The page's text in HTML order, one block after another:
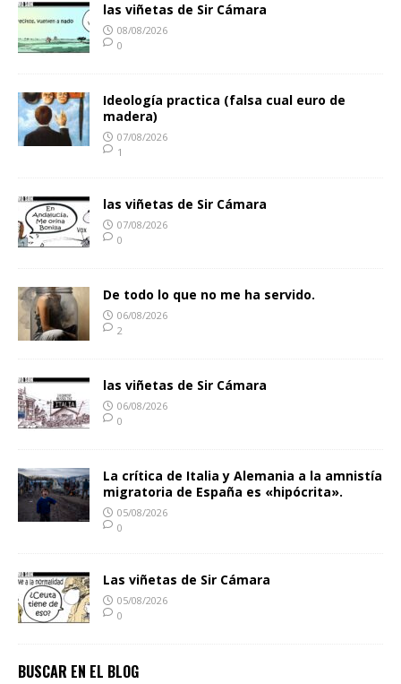
las viñetas de Sir Cámara
08/08/2026
0
Ideología practica (falsa cual euro de
madera)
07/08/2026
1
las viñetas de Sir Cámara
07/08/2026
0
De todo lo que no me ha servido.
06/08/2026
2
las viñetas de Sir Cámara
06/08/2026
0
La crítica de Italia y Alemania a la amnistía
migratoria de España es «hipócrita».
05/08/2026
0
Las viñetas de Sir Cámara
05/08/2026
0
BUSCAR EN EL BLOG